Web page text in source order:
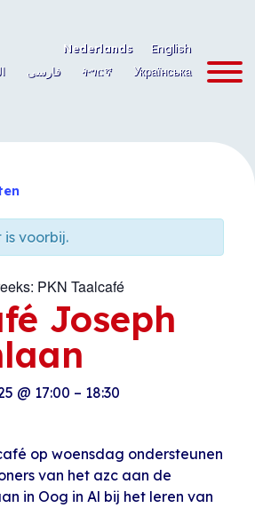
Nederlands
English
فارسی ትግርኛ Українська
is voorbij.
PKN Taalcafé
Joseph
@ 17:00 – 18:30
op woensdag ondersteunen
van het azc aan de
in Oog in Al bij het leren van